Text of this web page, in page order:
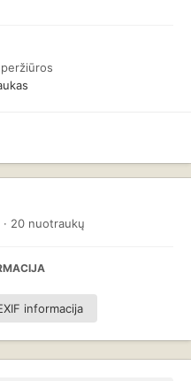
· 20 nuotraukų
informacija